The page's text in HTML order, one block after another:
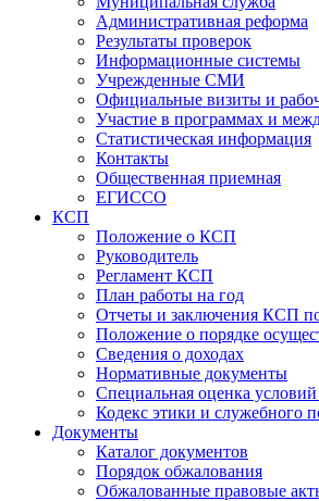
Административная реформа
Результаты проверок
Информационные системы
Учрежденные СМИ
Официальные визиты и
Участие в программах и
Статистическая информация
Контакты
Общественная приемная
ЕГИССО
КСП
Положение о КСП
Руководитель
Регламент КСП
План работы на год
Отчеты и заключения КСП
Положение о порядке
Сведения о доходах
Нормативные документы
Специальная оценка условий
Кодекс этики и служебного
Документы
Каталог документов
Порядок обжалования
Обжалованные правовые